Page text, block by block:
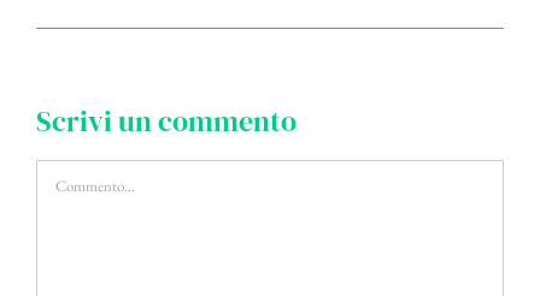
Scrivi un commento
Commento